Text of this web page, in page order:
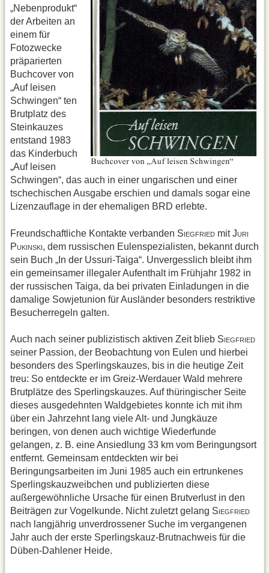
„Nebenprodukt“
der Arbeiten an
einem für
Fotozwecke
präparierten
Buchcover von
„Auf leisen
Schwingen“ ten
Brutplatz des
Steinkauzes
entstand 1983
das Kinderbuch
„Auf leisen
Schwingen“, das auch in einer ungarischen und einer
tschechischen Ausgabe erschien und damals sogar eine
Lizenzauflage in der ehemaligen BRD erlebte.
Freundschaftliche Kontakte verbanden SIEGFRIED mit JURI
PUKINSKI, dem russischen Eulenspezialisten, bekannt durch
sein Buch „In der Ussuri-Taiga“. Unvergesslich bleibt ihm
ein gemeinsamer illegaler Aufenthalt im Frühjahr 1982 in
der russischen Taiga, da bei privaten Einladungen in die
damalige Sowjetunion für Ausländer besonders restriktive
Besucherregeln galten.
Auch nach seiner publizistisch aktiven Zeit blieb SIEGFRIED
seiner Passion, der Beobachtung von Eulen und hierbei
besonders des Sperlingskauzes, bis in die heutige Zeit
treu: So entdeckte er im Greiz-Werdauer Wald mehrere
Brutplätze des Sperlingskauzes. Auf thüringischer Seite
dieses ausgedehnten Waldgebietes konnte ich mit ihm
über ein Jahrzehnt lang viele Alt- und Jungkäuze
beringen, von denen auch wichtige Wiederfunde
gelangen, z. B. eine Ansiedlung 33 km vom Beringungsort
entfernt. Gemeinsam entdeckten wir bei
Beringungsarbeiten im Juni 1985 auch ein ertrunkenes
Sperlingskauzweibchen und publizierten diese
außergewöhnliche Ursache für einen Brutverlust in den
Beiträgen zur Vogelkunde. Nicht zuletzt gelang SIEGFRIED
nach langjährig unverdrossener Suche im vergangenen
Jahr auch der erste Sperlingskauz-Brutnachweis für die
Düben-Dahlener Heide.